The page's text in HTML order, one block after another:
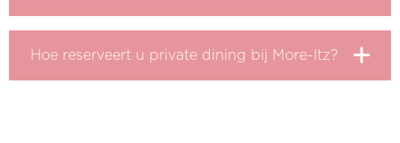
Hoe reserveert u private dining bij More-Itz?